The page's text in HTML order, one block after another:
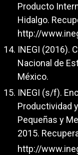
Producto
Hidalgo.
http://
INEGI (2016).
Nacional de
México.
INEGI (s/f).
Productividad
Pequeñas y
2015.
http://